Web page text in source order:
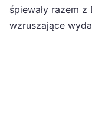
śpiewały razem z
wzruszające